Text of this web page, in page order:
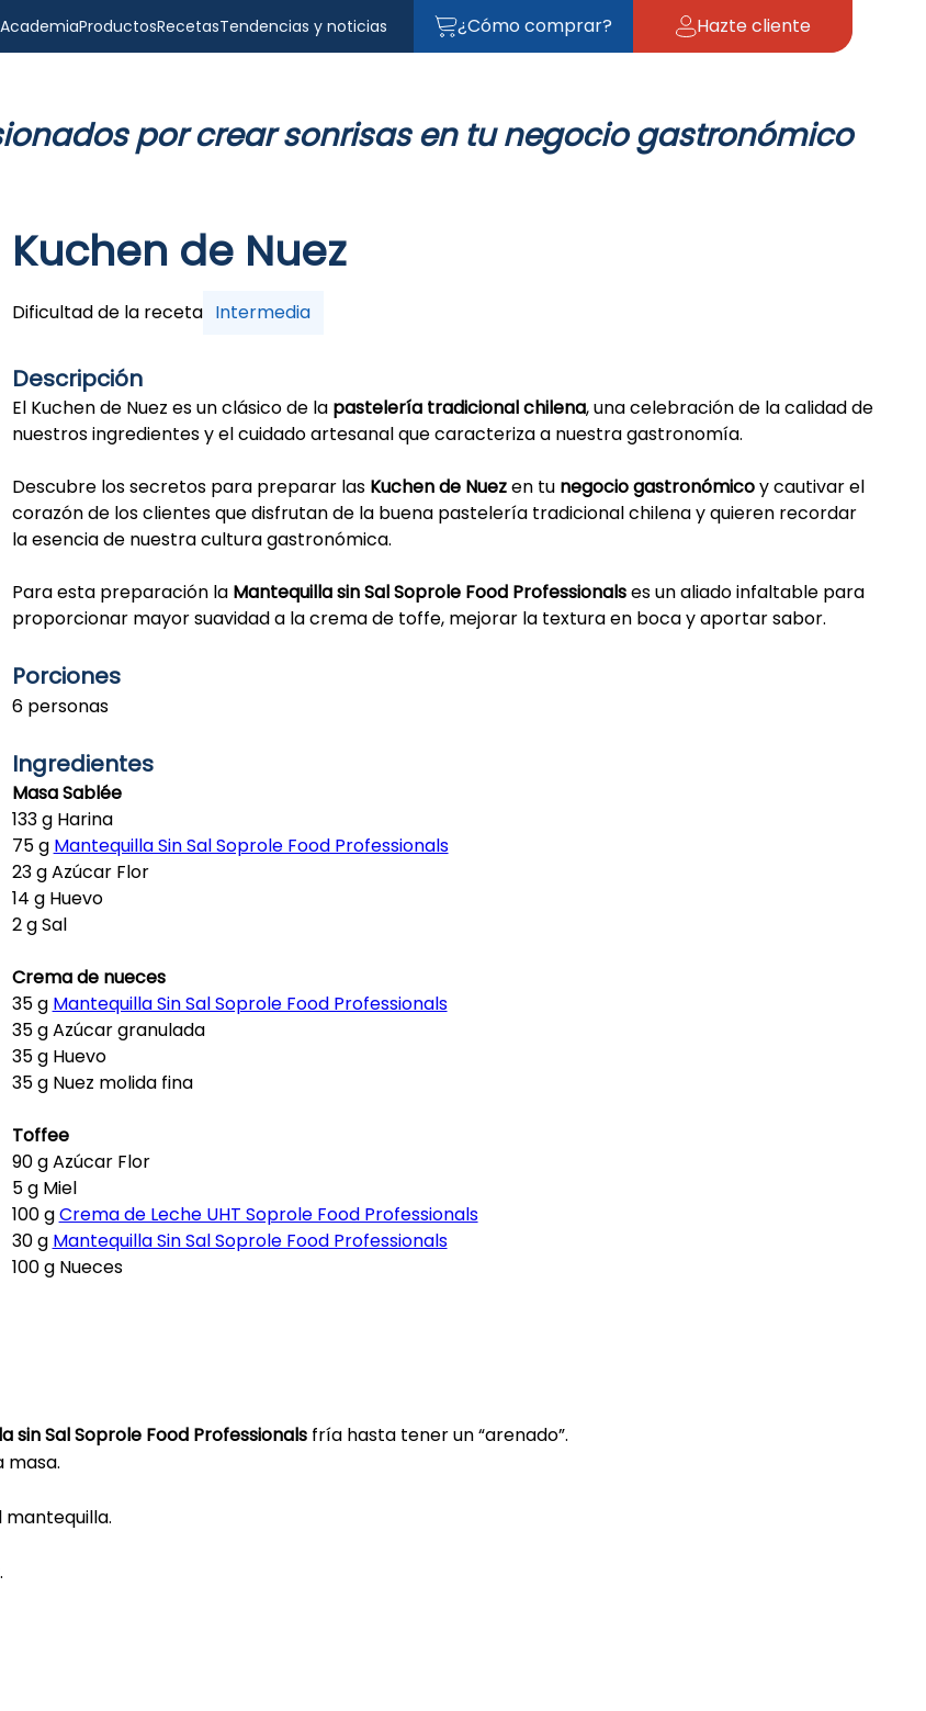
AcademiaProductosRecetasTendencias y noticias ¿Cómo comprar? Hazte cliente
por crear sonrisas en tu negocio gastronómico
Kuchen de Nuez
Dificultad de la receta Intermedia
Descripción
El Kuchen de Nuez es un clásico de la pastelería tradicional chilena, una celebración de la calidad de
nuestros ingredientes y el cuidado artesanal que caracteriza a nuestra gastronomía.
Descubre los secretos para preparar las Kuchen de Nuezen tu negocio gastronómicoy cautivar el
corazón de los clientes que disfrutan de la buena pastelería tradicional chilena y quieren recordar
la esencia de nuestra cultura gastronómica.
Para esta preparación la Mantequilla sin Sal Soprole Food Professionalses un aliado infaltable para
proporcionar mayor suavidad a la crema de toffe, mejorar la textura en boca y aportar sabor.
Porciones
6 personas
Ingredientes
Masa Sablée
133 g Harina
75 g Mantequilla Sin Sal Soprole Food Professionals
23 g Azúcar Flor
14 g Huevo
2 g Sal
Crema de nueces
35 g Mantequilla Sin Sal Soprole Food Professionals
35 g Azúcar granulada
35 g Huevo
35 g Nuez molida fina
Toffee
90 g Azúcar Flor
5 g Miel
100 gCrema de Leche UHT Soprole Food Professionals
30 g Mantequilla Sin Sal Soprole Food Professionals
100 g Nueces
sin Sal Soprole Food Professionals fría hasta tener un “arenado”.
masa.